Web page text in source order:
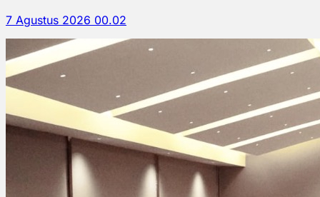
7 Agustus 2026 00.02